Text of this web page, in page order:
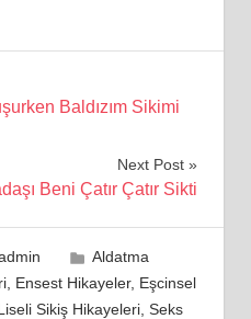
Baldızım Sikimi
Next Post
Beni Çatır Çatır Sikti
Aldatma
, Ensest Hikayeler, Eşcinsel
Sikiş Hikayeleri, Seks